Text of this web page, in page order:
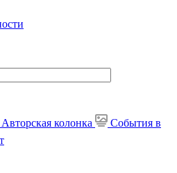
Авторская колонка
События в